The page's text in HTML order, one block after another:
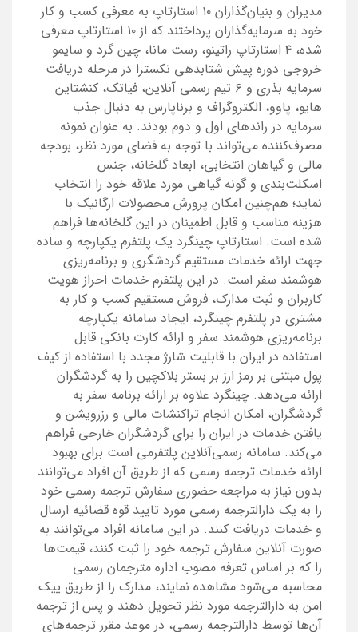
مدیران و بنیان‌گذاران ۱۰ استارتاپ به معرفی کسب و کار
خود به سرمایه‌گذاران پرداختند که از ۱۰ استارتاپ معرفی
شده، ۴ استارتاپ راتینو، رست مانا، چین گرد و سایمو
خروجی دوره پیش شتابدهی نکسترا در مرحله دریافت
سرمایه بذری و ۶ تیم رسمی آنلاین، فیاتک، کنشتاین
هایو، پاوو، الکتروگراف و برناپارس به دنبال جذب
سرمایه در راندهای اول و دوم بودند. به عنوان نمونه
مصرف‌کننده می‌تواند با توجه به فضای مورد نظر، بودجه
مالی و گیاهان انتخابی، ابعاد گلخانه، جنس
اسکلت‌بندی و گونه گیاهی مورد علاقه خود را انتخاب
نماید؛ هم‌چنین امکان پرورش محصولات ارگانیک با
هزینه مناسب و قابل اطمینان در این گلخانه‌ها فراهم
شده است. استارتاپ چینگرد یک پلتفرم یکپارچه و ساده
جهت ارائه خدمات مستقیم گردشگری و برنامه‌ریزی
هوشمند سفر است. در این پلتفرم خدمات احراز هویت
کاربران و ثبت مدارک، فروش مستقیم کسب و کار به
مشتری در پلتفرم چینگرد، ایجاد سامانه یکپارچه
برنامه‌ریزی هوشمند سفر و ارائه کارت بانکی قابل
استفاده در ایران با قابلیت شارژ مجدد با استفاده از کیف
پول مبتنی بر رمز ارز بر بستر بلاکچین را به گردشگران
ارائه می‌دهد. چینگرد علاوه بر ارائه برنامه سفر به
گردشگران، امکان انجام تراکنشات مالی و رزرویشن و
یافتن خدمات در ایران را برای گردشگران خارجی فراهم
می‌کند. سامانه رسمی‌آنلاین پلتفرمی است برای بهبود
ارائه خدمات ترجمه رسمی که از طریق آن افراد می‌توانند
بدون نیاز به مراجعه حضوری سفارش ترجمه رسمی خود
را به یک دارالترجمه رسمی مورد تایید قوه قضائیه ارسال
و خدمات دریافت کنند. در این سامانه افراد می‌توانند به
صورت آنلاین سفارش ترجمه خود را ثبت کنند، قیمت‌ها
را که بر اساس تعرفه مصوب اداره مترجمان رسمی
محاسبه می‌شود مشاهده نمایند، مدارک را از طریق پیک
امن به دارالترجمه مورد نظر تحویل دهند و پس از ترجمه
آن‌ها توسط دارالترجمه رسمی، در موعد مقرر ترجمه‌های